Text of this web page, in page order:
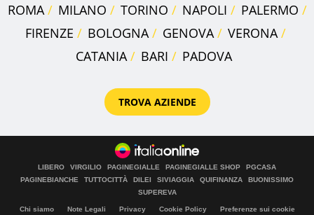
ROMA MILANO TORINO NAPOLI
PALERMO
FIRENZE
BOLOGNA GENOVA
VERONA
CATANIA
BARI PADOVA
TROVA AZIENDE
LIBERO VIRGILIO PAGINEGIALLE PAGINEGIALLE SHOP
PGCASA
PAGINEBIANCHE
TUTTOCITTÀ DILEI SIVIAGGIA QUIFINANZA
BUONISSIMO
SUPEREVA
Chi siamo Note Legali Privacy Cookie Policy
Preferenze sui cookie